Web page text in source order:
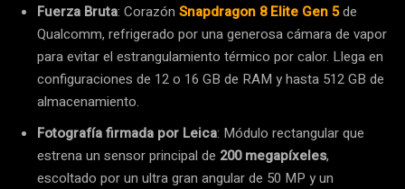
Fuerza Bruta: Corazón Snapdragon 8 Elite Gen 5de
Qualcomm, refrigerado por una generosa cámara de vapor
para evitar el estrangulamiento térmico por calor. Llega en
configuraciones de 12 o 16 GB de RAM y hasta 512 GB de
almacenamiento.
Fotografía firmada por Leica: Módulo rectangular que
estrena un sensor principal de 200 megapíxeles,
escoltado por un ultra gran angular de 50 MP y un